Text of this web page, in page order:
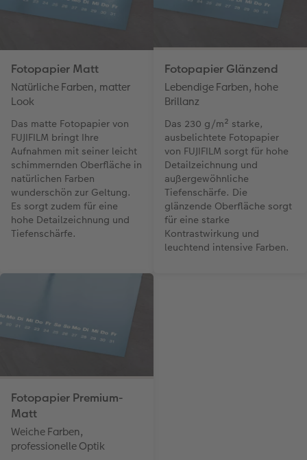
Fotopapier Matt
Natürliche Farben, matter
Look
Das matte Fotopapier von
FUJIFILM bringt Ihre
Aufnahmen mit seiner leicht
schimmernden Oberfläche in
natürlichen Farben
wunderschön zur Geltung.
Es sorgt zudem für eine
hohe Detailzeichnung und
Tiefenschärfe.
Fotopapier Glänzend
Lebendige Farben, hohe
Brillanz
Das 230 g/m² starke,
ausbelichtete Fotopapier
von FUJIFILM sorgt für hohe
Detailzeichnung und
außergewöhnliche
Tiefenschärfe. Die
glänzende Oberfläche sorgt
für eine starke
Kontrastwirkung und
leuchtend intensive Farben.
Fotopapier Premium-
Matt
Weiche Farben,
professionelle Optik